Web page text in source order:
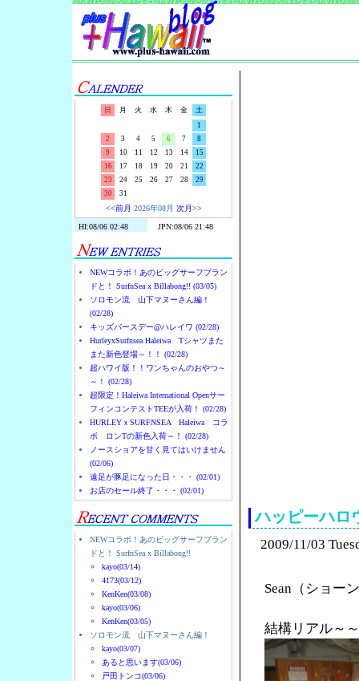
日 月 火 水 木 金
土
1
2
3 4 5 6 7
8
9
10 11 12 13 14
15
16
17 18 19 20 21
22
23
24 25 26 27 28
29
30
31
<<前月 2026年08月 次月>>
NEWコラボ！あのビッグサーフブラン
ドと！ SurfnSea x Billabong!! (03/05)
ソロモン流 山下マヌーさん編！
(02/28)
キッズバースデー@ハレイワ (02/28)
HurleyxSurfnsea Haleiwa Tシャツまた
また新色登場～！！ (02/28)
超ハワイ版！！ワンちゃんのおやつ～
～！ (02/28)
超限定！Haleiwa International Openサー
フィンコンテストTEEが入荷！ (02/28)
HURLEYｘSURFNSEA Haleiwa コラ
ボ ロンTの新色入荷～！ (02/28)
ノースショアを甘く見てはいけません
(02/06)
遠足が豚足になった日・・・ (02/01)
お店のセール終了・・・ (02/01)
NEWコラボ！あのビッグサーフブラン
ドと！ SurfnSea x Billabong!!
kayo(03/14)
4173(03/12)
KenKen(03/08)
kayo(03/06)
KenKen(03/05)
ソロモン流 山下マヌーさん編！
kayo(03/07)
あると思います(03/06)
戸田トンコ(03/06)
ハッピーハ
2009/11/03
Sean（ショー
結構リアル～